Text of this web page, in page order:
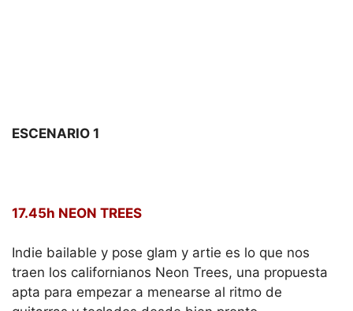
ESCENARIO 1
17.45h NEON TREES
Indie bailable y pose glam y artie es lo que nos
traen los californianos Neon Trees, una propuesta
apta para empezar a menearse al ritmo de